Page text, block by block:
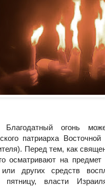
Благодатный огонь
патриарха
Перед тем, как
осматривают на предмет
или других средств
пятницу, власти